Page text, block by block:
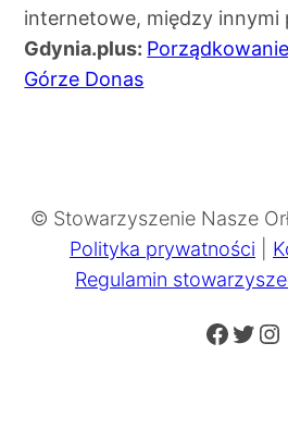
internetowe, między innymi
Gdynia.plus:
Górze Donas
© Stowarzyszenie Nasze
Polityka prywatności
Regulamin